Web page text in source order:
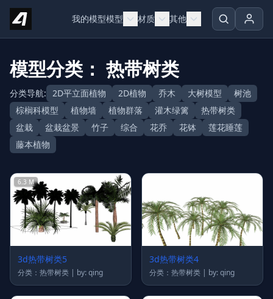
Skip to content
我的模型模型 材质 其他
模型分类： 热带树类
分类导航: 2D平立面植物 2D植物 乔木 大树模型
树池
棕榈科模型
植物墙 植物群落 灌木绿篱
热带树类
盆栽
盆栽盆景 竹子 综合 花乔 花钵
莲花睡莲
藤本植物
6.3 M
3d热带树类5
分类：热带树类 | by: qing
3d热带树类4
分类：热带树类 | by: qing